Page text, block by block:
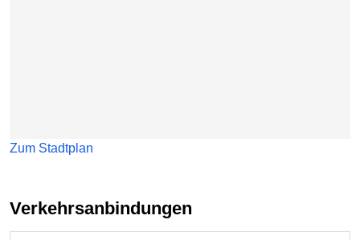
Zum Stadtplan
Verkehrsanbindungen